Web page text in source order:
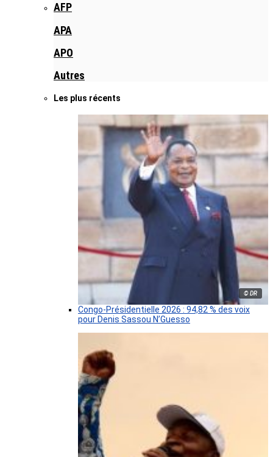
AFP
APA
APO
Autres
Les plus récents
© DR
Congo-Présidentielle 2026 : 94,82 % des voix
pour Denis Sassou N’Guesso